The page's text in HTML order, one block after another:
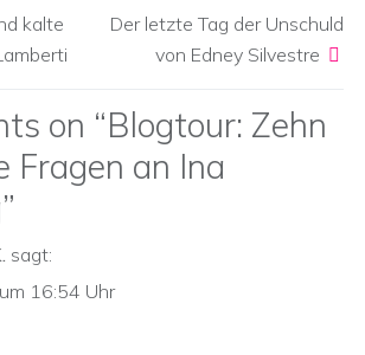
kalte
Der letzte Tag der Unschuld
von Edney Silvestre
on “Blogtour: Zehn
Fragen an Ina
”
sagt:
16:54 Uhr